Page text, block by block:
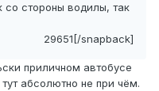
со стороны водилы, так
29651[/snapback]
приличном автобусе
абсолютно не при чём.